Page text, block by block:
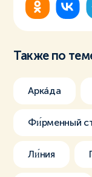
Также по
Аркáда
Фи́рменный
Ли́ния